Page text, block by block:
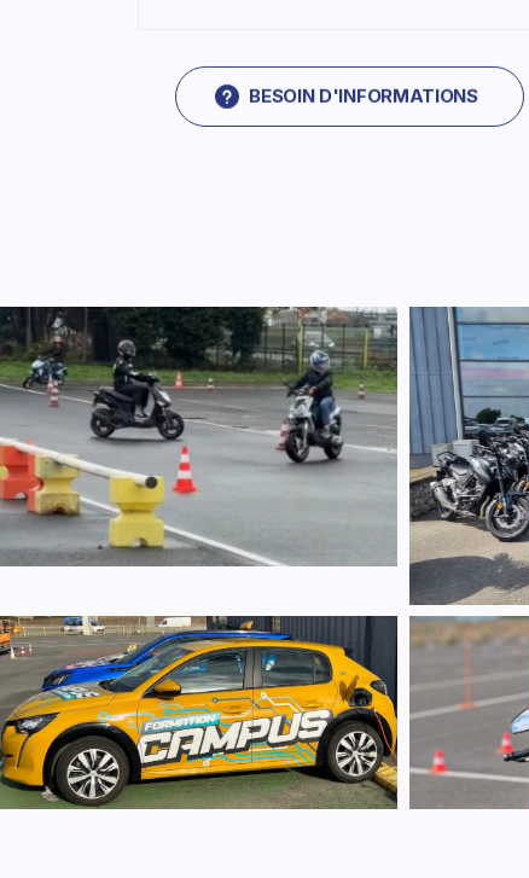
BESOIN D'INFORMATIONS